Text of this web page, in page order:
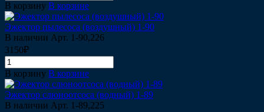
В корзину В корзине
Эжектор пылесоса (воздушный) 1-90
В наличии Арт. 1-90,226
3150₽
В корзину В корзине
Эжектор слюноотсоса (водный) 1-89
В наличии Арт. 1-89,225